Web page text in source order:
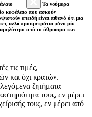
Τα νούμερα
κεφάλαιο που ασκούν
επειδή είναι πιθανό ότι μια
αλλά προσμετράται μόνο μία
από το άθροισμα των
τις τιμές,
και όχι κρατών.
ζητήματα
τους, εν μέρει
τους, εν μέρει από